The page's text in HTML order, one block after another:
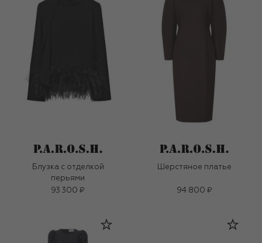
Блузка с отделкой
перьями
93 300 ₽
Шерстяное платье
94 800 ₽